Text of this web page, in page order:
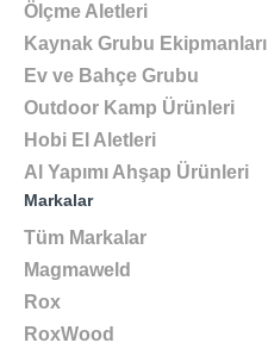
Ölçme Aletleri
Kaynak Grubu Ekipmanları
Ev ve Bahçe Grubu
Outdoor Kamp Ürünleri
Hobi El Aletleri
Al Yapımı Ahşap Ürünleri
Markalar
Tüm Markalar
Magmaweld
Rox
RoxWood